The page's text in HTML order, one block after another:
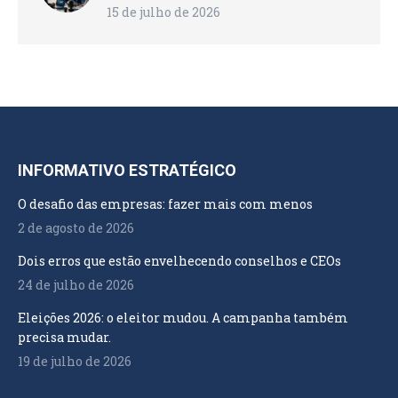
15 de julho de 2026
INFORMATIVO ESTRATÉGICO
O desafio das empresas: fazer mais com menos
2 de agosto de 2026
Dois erros que estão envelhecendo conselhos e CEOs
24 de julho de 2026
Eleições 2026: o eleitor mudou. A campanha também
precisa mudar.
19 de julho de 2026